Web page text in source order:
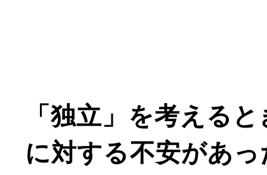
「独立」を考える
に対する不安があ